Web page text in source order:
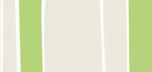
gebruiken: